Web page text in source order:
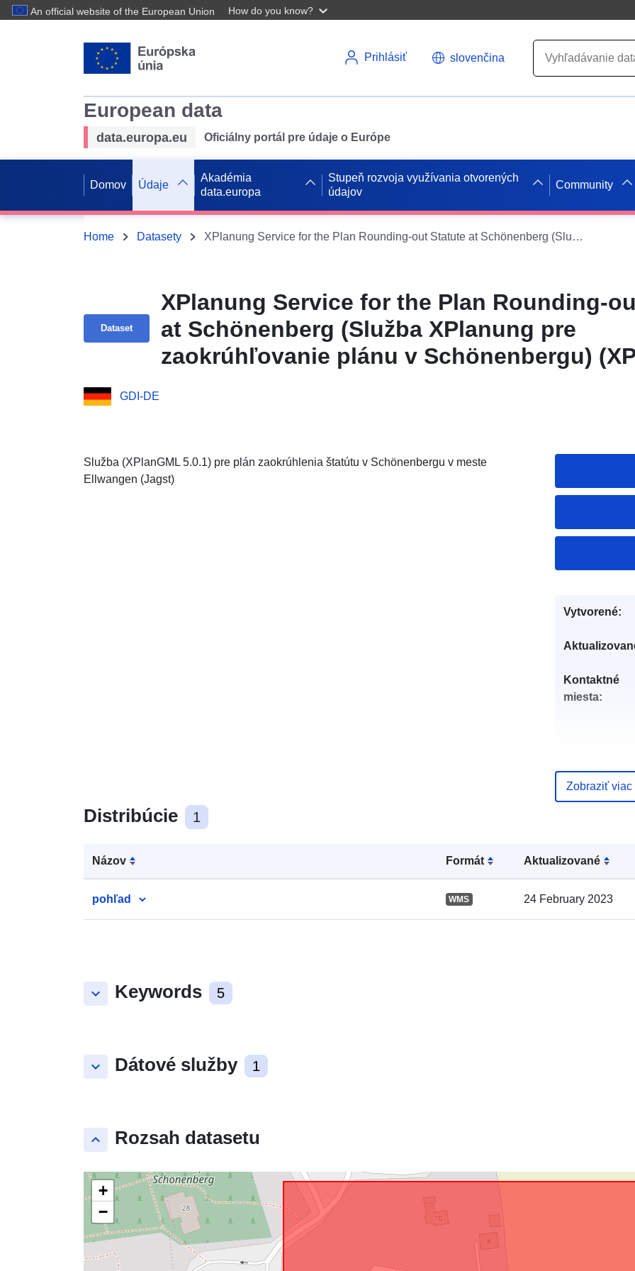
An official website of the European Union How do you know?
Prihlásiť slovenčina
European data
data.europa.eu Oficiálny portál pre údaje o Európe
Domov Údaje
Akadémia
data.europa
Stupeň rozvoja využívania otvorených
údajov
Community
Home Datasety XPlanung Service for the Plan Rounding-out Statute at Schönenberg (Služba XPlanung pre zaokrúhľovanie plánu v Schönenbergu) (XPlanGML 5.0.1)
Dataset
XPlanung Service for the Plan Rounding-
at Schönenberg (Služba XPlanung pre
zaokrúhľovanie plánu v Schönenbergu)
GDI-DE
Služba (XPlanGML 5.0.1) pre plán zaokrúhlenia štatútu v Schönenbergu v meste
Ellwangen (Jagst)
Distribúcie 1
Názov Formát Aktualizované
pohľad WMS 24 February 2023
keyboard_arrow_down Keywords 5
keyboard_arrow_down Dátové služby 1
keyboard_arrow_up Rozsah datasetu
+
−
Vytvorené:
Kontaktné
miesta:
Zemepisné
Zobraziť viac